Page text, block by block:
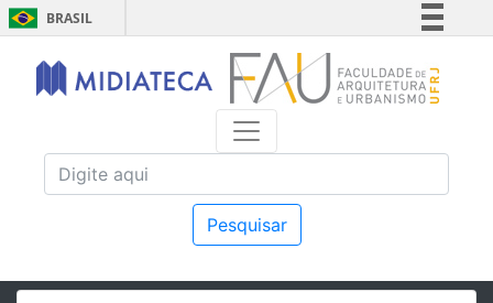
BRASIL
Simplifique!
Comunica BR
Acesso à informação
Pesquisar